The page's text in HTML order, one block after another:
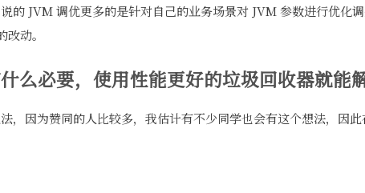
的 JVM 调优更多的是针对自己的业务场景对 JVM 参数进行优化
动。
么必要，使用性能更好的垃圾回收器就能
，因为赞同的人比较多，我估计有不少同学也会有这个想法，因此